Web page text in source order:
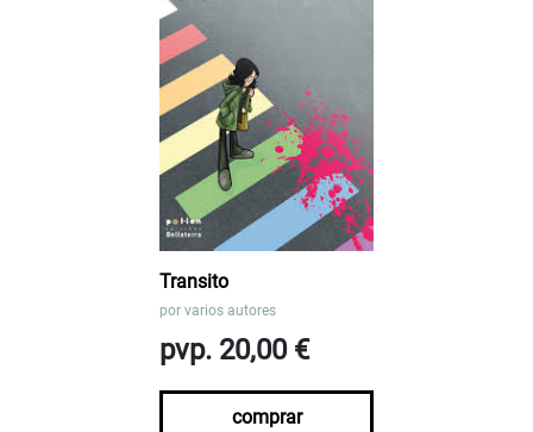
Transito
por varios autores
pvp. 20,00 €
comprar